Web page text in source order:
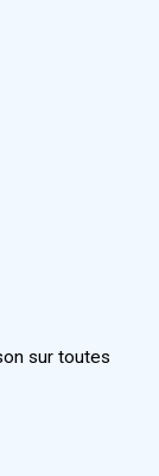
sur toutes